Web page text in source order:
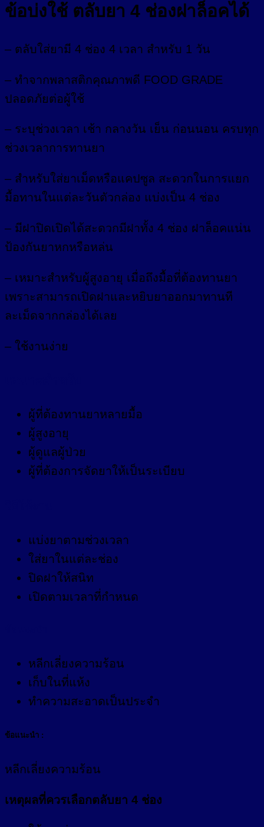
ข้อบ่งใช้ ตลับยา 4 ช่องฝาล็อคได้
– ตลับใส่ยามี 4 ช่อง 4 เวลา สำหรับ 1 วัน
– ทำจากพลาสติกคุณภาพดี FOOD GRADE
ปลอดภัยต่อผู้ใช้
– ระบุช่วงเวลา เช้า กลางวัน เย็น ก่อนนอน ครบทุก
ช่วงเวลาการทานยา
– สำหรับใส่ยาเม็ดหรือแคปซูล สะดวกในการแยก
มื้อทานในแต่ละวันตัวกล่อง แบ่งเป็น 4 ช่อง
– มีฝาปิดเปิดได้สะดวกมีฝาทั้ง 4 ช่อง ฝาล็อคแน่น
ป้องกันยาหกหรือหล่น
– เหมาะสำหรับผู้สูงอายุ เมื่อถึงมื้อที่ต้องทานยา
เพราะสามารถเปิดฝาและหยิบยาออกมาทานที
ละเม็ดจากกล่องได้เลย
– ใช้งานง่าย
ผู้ที่ต้องทานยาหลายมื้อ
ผู้สูงอายุ
ผู้ดูแลผู้ป่วย
ผู้ที่ต้องการจัดยาให้เป็นระเบียบ
แบ่งยาตามช่วงเวลา
ใส่ยาในแต่ละช่อง
ปิดฝาให้สนิท
เปิดตามเวลาที่กำหนด
หลีกเลี่ยงความร้อน
เก็บในที่แห้ง
ทำความสะอาดเป็นประจำ
ข้อแนะนำ :
หลีกเลี่ยงความร้อน
เหตุผลที่ควรเลือกตลับยา 4 ช่อง